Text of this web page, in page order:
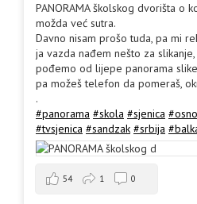
PANORAMA školskog dvorišta o
možda već sutra.
Davno nisam prošo tuda, pa mi
ja vazda nađem nešto za
pođemo od lijepe panorama
pa možeš telefon da pomeraš,
.
#panorama #skola #sjenica
#tvsjenica #sandzak #srbija
54 1 0